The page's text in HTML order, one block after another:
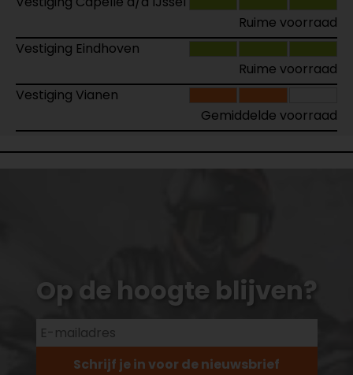
Ruime voorraad
Vestiging Eindhoven
Ruime voorraad
Vestiging Vianen
Gemiddelde voorraad
Op de hoogte blijven?
Schrijf je in voor de nieuwsbrief